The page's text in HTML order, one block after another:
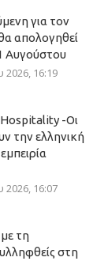
για τον
απολογηθεί
Αυγούστου
16:19
-Οι
την ελληνική
16:07
τη
στη